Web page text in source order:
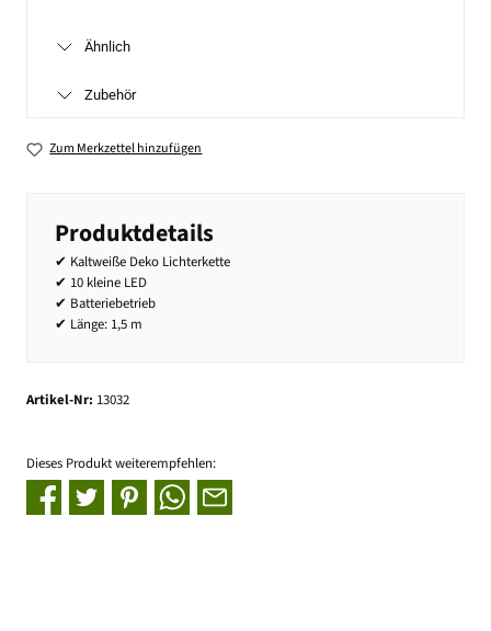
Ähnlich
Zubehör
Zum Merkzettel hinzufügen
Produktdetails
✔ Kaltweiße Deko Lichterkette
✔ 10 kleine LED
✔ Batteriebetrieb
✔ Länge: 1,5 m
Artikel-Nr: 13032
Dieses Produkt weiterempfehlen: